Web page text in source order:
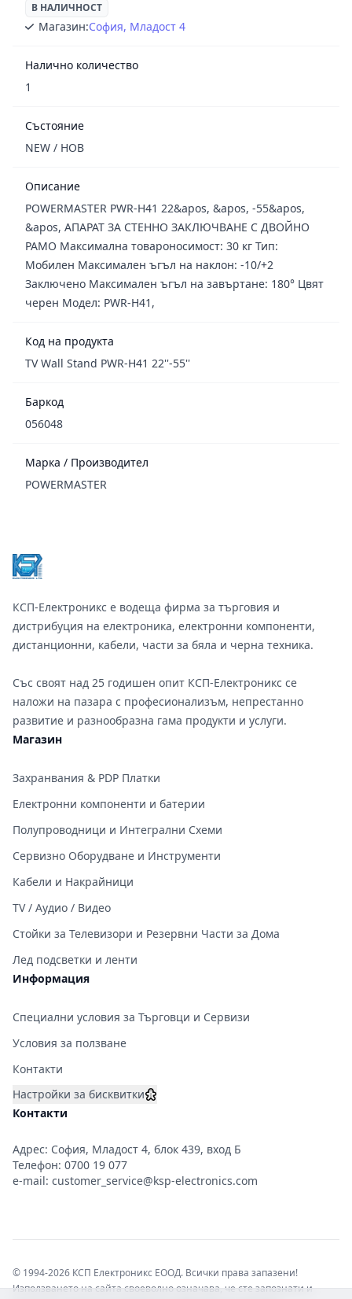
В НАЛИЧНОСТ
Магазин:София, Младост 4
Налично количество
1
Състояние
NEW / НОВ
Описание
POWERMASTER PWR-H41 22&apos, &apos, -55&apos,
&apos, АПАРАТ ЗА СТЕННО ЗАКЛЮЧВАНЕ С ДВОЙНО
РАМО Максимална товароносимост: 30 кг Тип:
Мобилен Максимален ъгъл на наклон: -10/+2
Заключено Максимален ъгъл на завъртане: 180° Цвят
черен Модел: PWR-H41,
Код на продукта
TV Wall Stand PWR-H41 22''-55''
Баркод
056048
Марка / Производител
POWERMASTER
КСП-Електроникс е водеща фирма за търговия и
дистрибуция на електроника, електронни компоненти,
дистанционни, кабели, части за бяла и черна техника.
Със своят над 25 годишен опит КСП-Електроникс се
наложи на пазара с професионализъм, непрестанно
развитие и разнообразна гама продукти и услуги.
Магазин
Захранвания & PDP Платки
Електронни компоненти и батерии
Полупроводници и Интегрални Схеми
Сервизно Оборудване и Инструменти
Кабели и Накрайници
TV / Аудио / Видео
Стойки за Телевизори и Резервни Части за Дома
Лед подсветки и ленти
Информация
Специални условия за Търговци и Сервизи
Условия за ползване
Контакти
Настройки за бисквитки
Контакти
Адрес: София, Младост 4, блок 439, вход Б
Телефон: 0700 19 077
e-mail: customer_service@ksp-electronics.com
© 1994-2026 КСП Електроникс ЕООД. Всички права запазени!
Използването на сайта своеволно означава, че сте запознати и